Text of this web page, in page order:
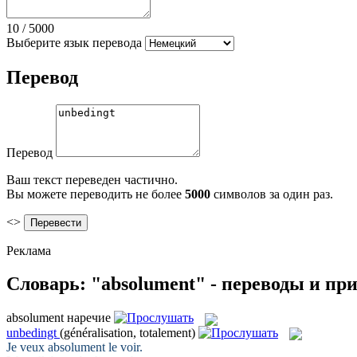
10 / 5000
Выберите язык перевода
Перевод
Перевод
Ваш текст переведен частично.
Вы можете переводить не более 5000 символов за один раз.
<>
Реклама
Словарь: "absolument" - переводы и
absolument наречие
unbedingt (généralisation, totalement)
Je veux absolument le voir.